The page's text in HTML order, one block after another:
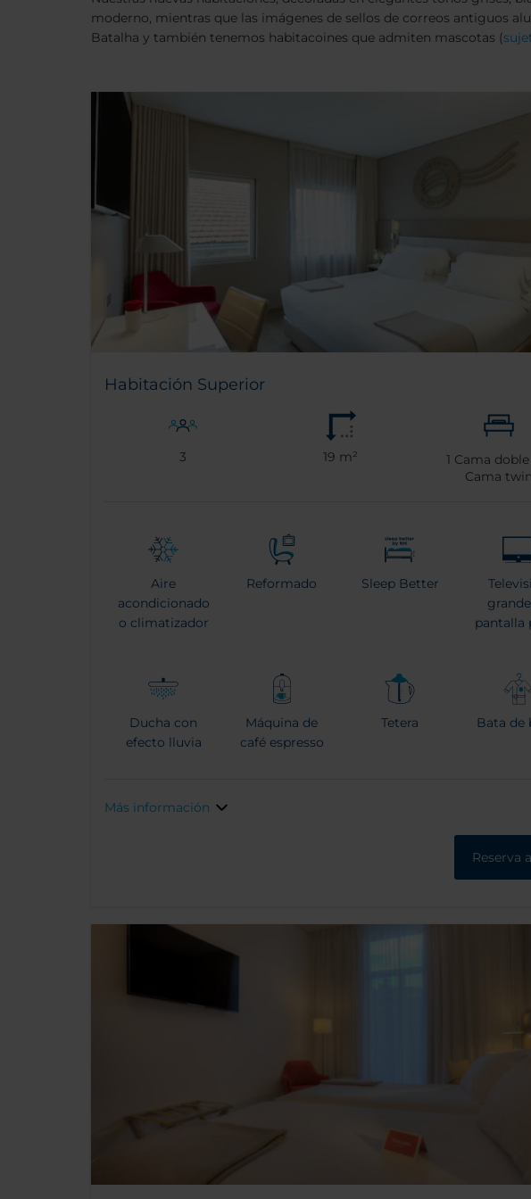
moderno, mientras que las imágenes de sellos de correos antiguos
Batalha y también tenemos habitacoines que admiten mascotas (
Habitación Superior
3 19 m² 1 Cama
Cama twin
Aire
acondicionado
o climatizador
Reformado Sleep Better
pantalla
Ducha con
efecto lluvia
Máquina de
café espresso
Tetera Bata de
Más información
Reserva